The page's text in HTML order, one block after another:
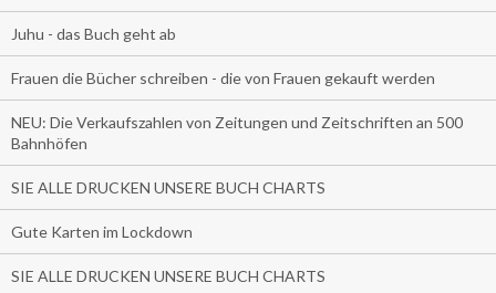
Juhu - das Buch geht ab
Frauen die Bücher schreiben - die von Frauen gekauft werden
NEU: Die Verkaufszahlen von Zeitungen und Zeitschriften an 500
Bahnhöfen
SIE ALLE DRUCKEN UNSERE BUCH CHARTS
Gute Karten im Lockdown
SIE ALLE DRUCKEN UNSERE BUCH CHARTS